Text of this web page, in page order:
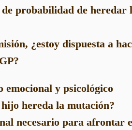
probabilidad de heredar
¿estoy dispuesta a
emocional y psicológico
hereda la mutación?
necesario para afrontar